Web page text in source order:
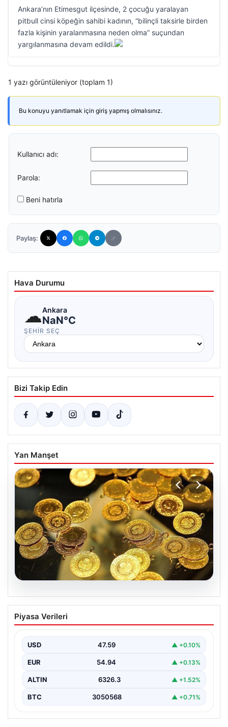
Ankara’nın Etimesgut ilçesinde, 2 çocuğu yaralayan
pitbull cinsi köpeğin sahibi kadının, “bilinçli taksirle birden
fazla kişinin yaralanmasına neden olma” suçundan
yargılanmasına devam edildi.
1 yazı görüntüleniyor (toplam 1)
Bu konuyu yanıtlamak için giriş yapmış olmalısınız.
Kullanıcı adı:
Parola:
Beni hatırla
Paylaş:
Hava Durumu
☁Ankara
NaN°C
ŞEHIR SEÇ
Bizi Takip Edin
Yan Manşet
05.08.2026
Altın fiyatları canlı 7 Nisan 2026: Altın
fiyatları bugün ne kadar oldu?
Analizi", "content": "Bugün altın…
Piyasa Verileri
USD 47.59 ▲ +0.10%
EUR 54.94 ▲ +0.13%
ALTIN 6326.3 ▲ +1.52%
BTC 3050568 ▲ +0.71%